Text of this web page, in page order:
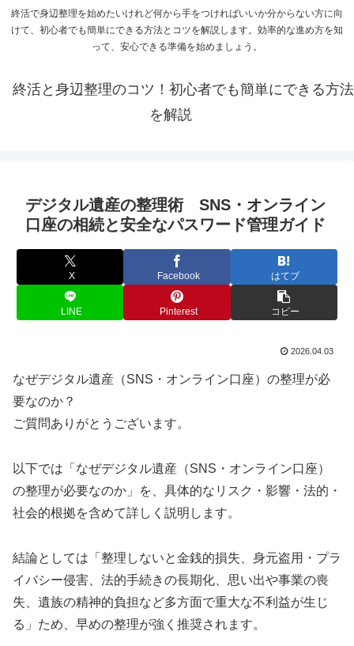
終活で身辺整理を始めたいけれど何から手をつければいいか分からない方に向
けて、初心者でも簡単にできる方法とコツを解説します。効率的な進め方を知
って、安心できる準備を始めましょう。
終活と身辺整理のコツ！初心者でも簡単にできる方法
を解説
デジタル遺産の整理術 SNS・オンライン
口座の相続と安全なパスワード管理ガイド
X Facebook はてブ
LINE Pinterest コピー
2026.04.03
なぜデジタル遺産（SNS・オンライン口座）の整理が必
要なのか？
ご質問ありがとうございます。
以下では「なぜデジタル遺産（SNS・オンライン口座）
の整理が必要なのか」を、具体的なリスク・影響・法的・
社会的根拠を含めて詳しく説明します。
結論としては「整理しないと金銭的損失、身元盗用・プラ
イバシー侵害、法的手続きの長期化、思い出や事業の喪
失、遺族の精神的負担など多方面で重大な不利益が生じ
る」ため、早めの整理が強く推奨されます。